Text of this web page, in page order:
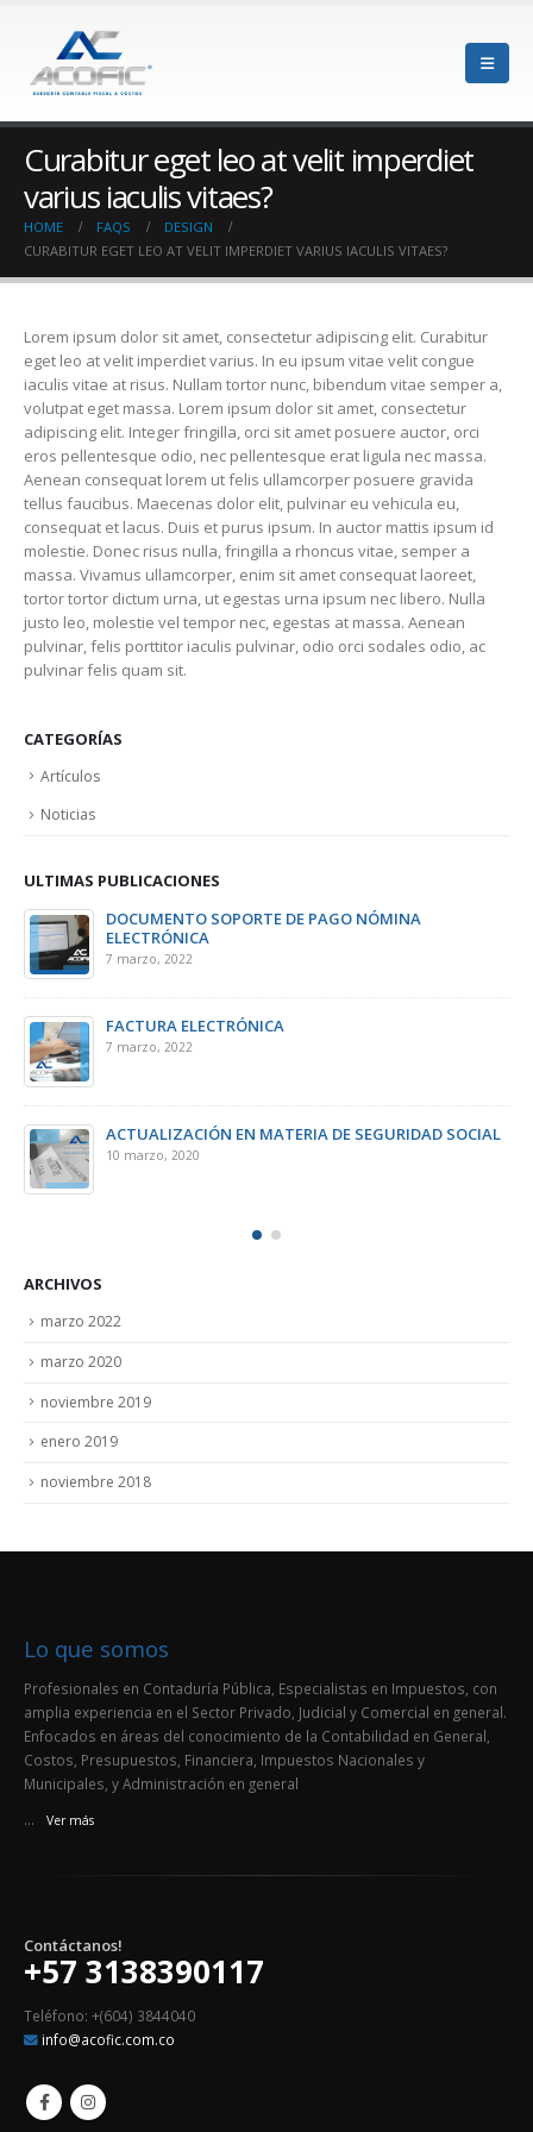
Curabitur eget leo at velit imperdiet
varius iaculis vitaes?
HOME FAQS
DESIGN
CURABITUR EGET LEO AT VELIT IMPERDIET VARIUS IACULIS VITAES?
Lorem ipsum dolor sit amet, consectetur adipiscing elit. Curabitur
eget leo at velit imperdiet varius. In eu ipsum vitae velit congue
iaculis vitae at risus. Nullam tortor nunc, bibendum vitae semper a,
volutpat eget massa. Lorem ipsum dolor sit amet, consectetur
adipiscing elit. Integer fringilla, orci sit amet posuere auctor, orci
eros pellentesque odio, nec pellentesque erat ligula nec massa.
Aenean consequat lorem ut felis ullamcorper posuere gravida
tellus faucibus. Maecenas dolor elit, pulvinar eu vehicula eu,
consequat et lacus. Duis et purus ipsum. In auctor mattis ipsum id
molestie. Donec risus nulla, fringilla a rhoncus vitae, semper a
massa. Vivamus ullamcorper, enim sit amet consequat laoreet,
tortor tortor dictum urna, ut egestas urna ipsum nec libero. Nulla
justo leo, molestie vel tempor nec, egestas at massa. Aenean
pulvinar, felis porttitor iaculis pulvinar, odio orci sodales odio, ac
pulvinar felis quam sit.
CATEGORÍAS
Artículos
Noticias
ULTIMAS PUBLICACIONES
DOCUMENTO SOPORTE DE PAGO NÓMINA
ELECTRÓNICA
7 marzo, 2022
FACTURA ELECTRÓNICA
7 marzo, 2022
ACTUALIZACIÓN EN MATERIA DE SEGURIDAD SOCIAL
10 marzo, 2020
ARCHIVOS
marzo 2022
marzo 2020
noviembre 2019
enero 2019
noviembre 2018
Lo que somos
Profesionales en Contaduría Pública, Especialistas en Impuestos, con
amplia experiencia en el Sector Privado, Judicial y Comercial en general.
Enfocados en áreas del conocimiento de la Contabilidad en General,
Costos, Presupuestos, Financiera, Impuestos Nacionales y
Municipales, y Administración en general
...
Ver más
Contáctanos!
+57 3138390117
Teléfono: +(604) 3844040
info@acofic.com.co